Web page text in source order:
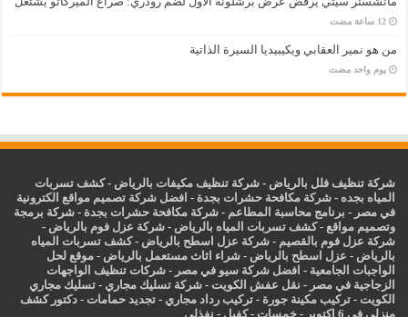
‏12 ساعة مضت
من هو نمير العقابي ويكيبيديا السيرة الذاتية
‏يوم واحد مضت
شركة تنظيف فلل بالرياض -شركة تنظيف مكيفات بالرياض -كشف تسربات
المياه بجده -شركة مكافحة حشرات بجدة - افضل شركة تصميم مواقع الكترونية
في مصر - برنامج محاسبة المطاعم -شركة مكافحة حشرات بجدة -شركة برمجة
وتصميم مواقع -كشف تسربات المياه بالرياض -شركة عزل فوم بالرياض -
شركة عزل فوم بالقصيم -شركة عزل اسطح بالرياض -كشف تسربات المياه
بالرياض - عزل اسطح بالرياض -شراء اثاث مستعمل بالرياض - موقع لحل
الواجبات الجامعية - افضل شركة سيو في مصر -شركات تنظيف الواجهات
الزجاجية في مصر - نقل عفش الكويت -شركة تسليك مجاري -تسليك مجاري
الكويت -تركيب مكينة جورة -تركيب رداد مجاري -تجديد حمامات -دكتور كشف
منزلي فى 6 اكتوبر
-خمسات -كفيل - نفذلي